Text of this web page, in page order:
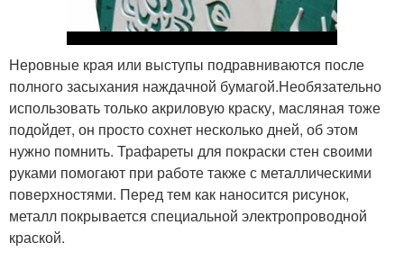
Неровные края или выступы подравниваются после
полного засыхания наждачной бумагой.Необязательно
использовать только акриловую краску, масляная тоже
подойдет, он просто сохнет несколько дней, об этом
нужно помнить. Трафареты для покраски стен своими
руками помогают при работе также с металлическими
поверхностями. Перед тем как наносится рисунок,
металл покрывается специальной электропроводной
краской.